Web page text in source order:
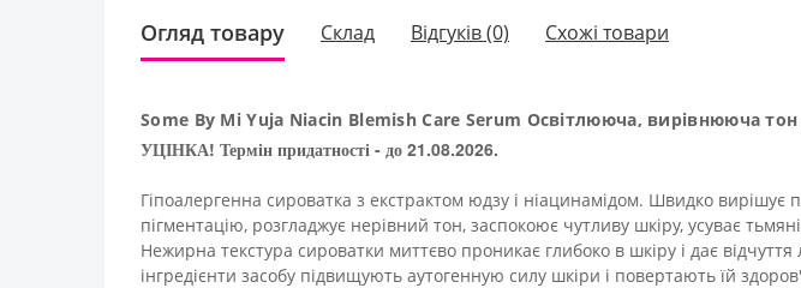
Огляд товару Склад Відгуків (0) Схожі товари
Some By Mi Yuja Niacin Blemish Care Serum Освітлююча, вирівнююча
УЦІНКА! Термін придатності - до 21.08.2026.
Гіпоалергенна сироватка з екстрактом юдзу і ніацинамідом. Швидко
пігментацію, розгладжує нерівний тон, заспокоює чутливу шкіру, усуває
Нежирна текстура сироватки миттєво проникає глибоко в шкіру і дає
інгредієнти засобу підвищують аутогенную силу шкіри і повертають їй